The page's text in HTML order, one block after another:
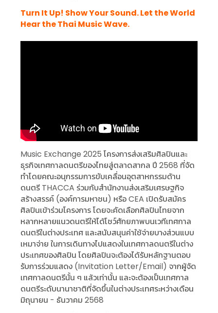
Turn It Up! Show Your Sound. Let the World
Hear the Thai Music Wave.
Music Exchange 2025 โครงการส่งเสริมศิลปินและ
ธุรกิจเทศกาลดนตรีของไทยสู่ตลาดสากล ปี 2568 ที่จัด
ทำโดยคณะอนุกรรมการขับเคลื่อนอุตสาหกรรมด้าน
ดนตรี THACCA ร่วมกับสำนักงานส่งเสริมเศรษฐกิจ
สร้างสรรค์ (องค์การมหาชน) หรือ CEA เปิดรับสมัคร
ศิลปินเข้าร่วมโครงการ โดยจะคัดเลือกศิลปินไทยจาก
หลากหลายแนวดนตรีให้ได้โชว์ศักยภาพบนเวทีเทศกาล
ดนตรีในต่างประเทศ และสนับสนุนค่าใช้จ่ายบางส่วนแบบ
เหมาจ่าย ในการเดินทางไปแสดงในเทศกาลดนตรีในต่าง
ประเทศของศิลปิน โดยศิลปินจะต้องได้รับหลักฐานตอบ
รับการร่วมแสดง (Invitation Letter/Email) จากผู้จัด
เทศกาลดนตรีนั้น ๆ แล้วเท่านั้น และจะต้องเป็นเทศกาล
ดนตรีระดับนานาชาติที่จัดขึ้นในต่างประเทศระหว่างเดือน
มิถุนายน - ธันวาคม 2568